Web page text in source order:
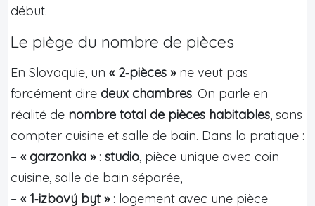
début.
Le piège du nombre de pièces
En Slovaquie, un « 2‑pièces »ne veut pas
forcément dire deux chambres. On parle en
réalité de nombre total de pièces habitables, sans
compter cuisine et salle de bain. Dans la pratique :
– « garzonka »: studio, pièce unique avec coin
cuisine, salle de bain séparée,
– « 1‑izbový byt »: logement avec une pièce